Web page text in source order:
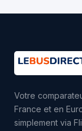
Votre
France et en
simplement via